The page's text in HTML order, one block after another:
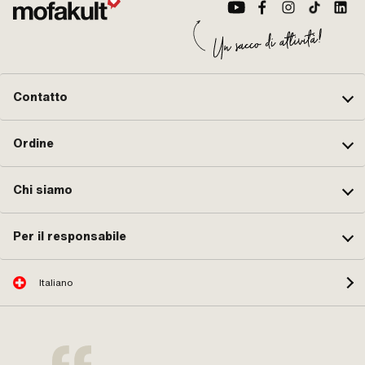
Contatto
Ordine
Chi siamo
Per il responsabile
Italiano